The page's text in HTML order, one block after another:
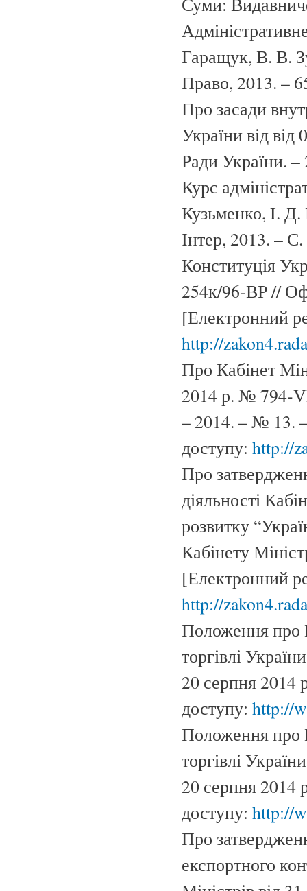
Гаращук, В. В.
Право, 2013. –
Про засади
України від
Ради України.
Курс
Кузьменко, I.
Iнтер, 2013. – С.
Конституція
254к/96-ВР //
[Електронний
http://
Про Кабінет
2014 р. № 794-
– 2014. – № 13.
доступу: http://
Про
діяльності
розвитку
Кабінету
[Електронний
http://
Положення про
торгівлі
20 серпня
доступу: http://
Положення про
торгівлі
20 серпня
доступу: http://
Про
експортного